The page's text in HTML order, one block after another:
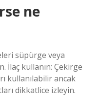
ne
süpürge veya
İlaç kullanın: Çekirge
kullanılabilir ancak
dikkatlice izleyin.